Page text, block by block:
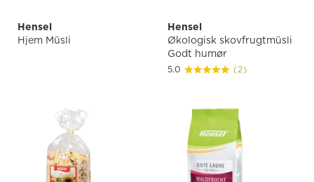
Hensel
Hjem Müsli
Hensel
Økologisk skovfrugtmüsli
Godt humør
5.0 (2)